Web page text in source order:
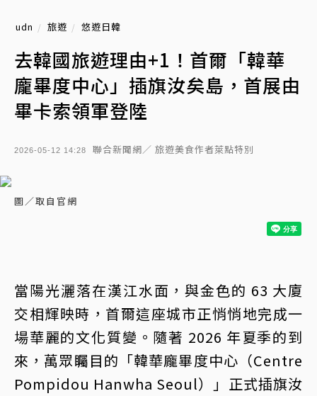
udn 旅遊 悠遊日韓
去韓國旅遊理由+1！首爾「韓華
龐畢度中心」插旗汝矣島，首展由
畢卡索領軍登陸
2026-05-12 14:28 聯合新聞網／ 旅遊美食作者萊點特別
圖／取自官網
當陽光灑落在漢江水面，與金色的 63 大廈
交相輝映時，首爾這座城市正悄悄地完成一
場華麗的文化質變。隨著 2026 年夏季的到
來，萬眾矚目的「韓華龐畢度中心（Centre
Pompidou Hanwha Seoul）」正式插旗汝